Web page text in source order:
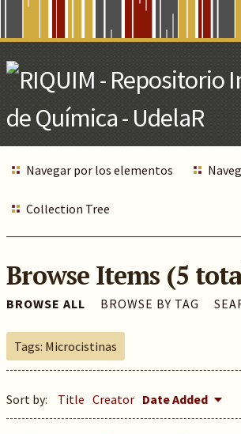
Navegar por los elementos
Collection Tree
Browse Items (5
BROWSE ALL BROWSE BY TAG
Tags: Microcistinas
Sort by: Title Creator Date Added